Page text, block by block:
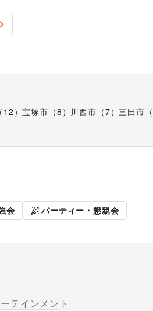
（ 12 ）宝塚市 （8 ） 川西市 （7） 三田市 （
キッチンカー・移動販
会 パーティー・懇親会
テインメント